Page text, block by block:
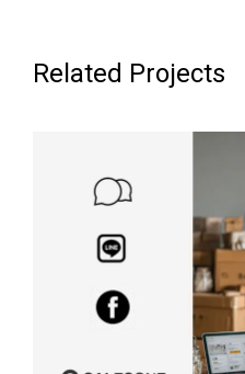
Related Projects